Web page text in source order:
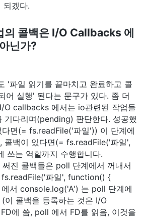
되겠다.
의 콜백은 I/O Callbacks 에
닌가?
'파일 읽기를 끝마치고 완료하고 콜
어 실행' 된다는 문구가 있다. 좀 더
O callbacks 에서는 io관련된 작업들
기다리며(pending) 판단한다. 성공했
다면(= fs.readFile('파일')) 이 단계에
콜백이 있다면(= fs.readFile('파일',
쓰는 역할까지 수행합니다.
진 콜백들은 poll 단계에서 꺼내서
fs.readFile('파일', function() {
서 console.log('A') 는 poll 단계에
이 콜백을 등록하는 것은 I/O
에 씀, poll 에서 FD를 읽음, 이것을